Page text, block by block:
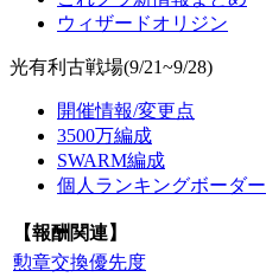
ウィザードオリジン
光有利古戦場(9/21~9/28)
開催情報/変更点
3500万編成
SWARM編成
個人ランキングボーダー
【報酬関連】
勲章交換優先度